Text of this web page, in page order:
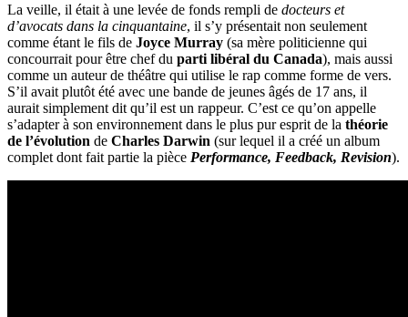
La veille, il était à une levée de fonds rempli de docteurs et
d’avocats dans la cinquantaine, il s’y présentait non seulement
comme étant le fils de Joyce Murray (sa mère politicienne qui
concourrait pour être chef du parti libéral du Canada), mais aussi
comme un auteur de théâtre qui utilise le rap comme forme de vers.
S’il avait plutôt été avec une bande de jeunes âgés de 17 ans, il
aurait simplement dit qu’il est un rappeur. C’est ce qu’on appelle
s’adapter à son environnement dans le plus pur esprit de la théorie
de l’évolution de Charles Darwin (sur lequel il a créé un album
complet dont fait partie la pièce Performance, Feedback, Revision).